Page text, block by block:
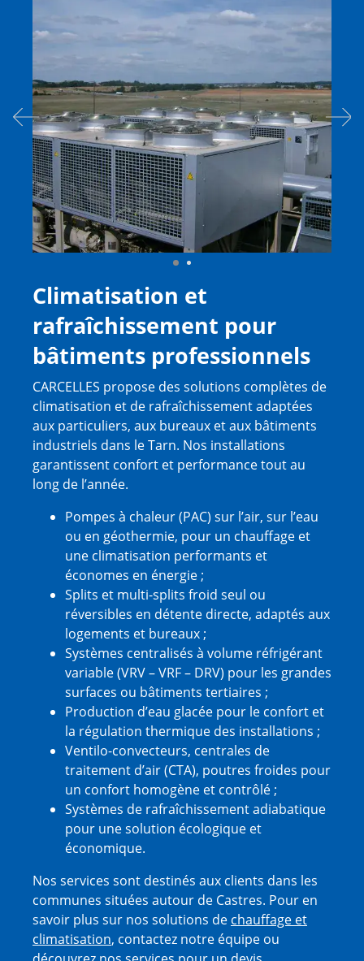
Previous
Climatisation et
rafraîchissement pour
bâtiments professionnels
CARCELLES propose des solutions complètes de
climatisation et de rafraîchissement adaptées
aux particuliers, aux bureaux et aux bâtiments
industriels dans le Tarn. Nos installations
garantissent confort et performance tout au
long de l’année.
Pompes à chaleur (PAC) sur l’air, sur l’eau
ou en géothermie, pour un chauffage et
une climatisation performants et
économes en énergie ;
Splits et multi-splits froid seul ou
réversibles en détente directe, adaptés aux
logements et bureaux ;
Systèmes centralisés à volume réfrigérant
variable (VRV – VRF – DRV) pour les grandes
surfaces ou bâtiments tertiaires ;
Production d’eau glacée pour le confort et
la régulation thermique des installations ;
Ventilo-convecteurs, centrales de
traitement d’air (CTA), poutres froides pour
un confort homogène et contrôlé ;
Systèmes de rafraîchissement adiabatique
pour une solution écologique et
économique.
Nos services sont destinés aux clients dans les
communes situées autour de Castres. Pour en
savoir plus sur nos solutions de chauffage et
climatisation, contactez notre équipe ou